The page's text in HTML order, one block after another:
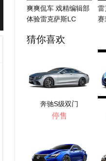
爽爽侃车 戏精编辑部
体验雷克萨斯LC
雷
赛
猜你喜欢
奔驰S级双门
停售